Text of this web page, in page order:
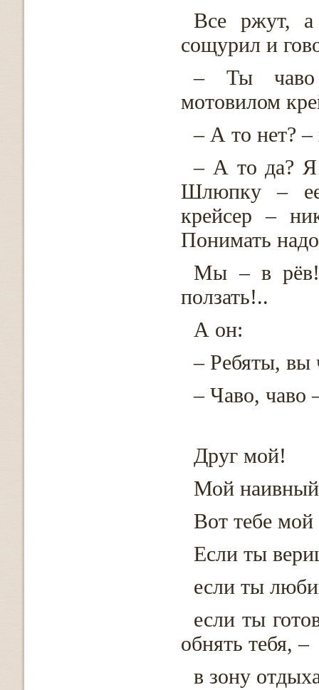
Все ржут, а
сощурил и
– Ты чаво
мотовилом
– А то нет?
– А то да? Я
Шлюпку – ее
крейсер –
Понимать
Мы – в
ползать!..
А он:
– Ребяты, вы
– Чаво, чаво
Друг мой!
Мой
Вот тебе мой
Если ты
если ты
если ты
обнять тебя, –
в зону